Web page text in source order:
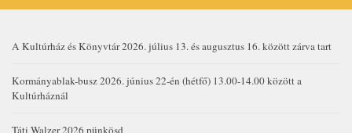
A Kultúrház és Könyvtár 2026. július 13. és augusztus 16. között zárva tart
Kormányablak-busz 2026. június 22-én (hétfő) 13.00-14.00 között a
Kultúrháznál
Táti Walzer 2026 pünkösd